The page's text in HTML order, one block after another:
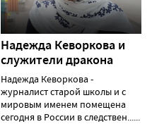
Надежда Кеворкова и
служители дракона
Надежда Кеворкова -
журналист старой школы и с
мировым именем помещена
сегодня в России в следствен......